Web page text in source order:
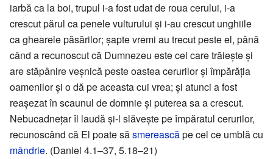
iarbă ca la boi, trupul i-a fost udat de roua cerului, i-a
crescut părul ca penele vulturului și i-au crescut unghiile
ca ghearele păsărilor; șapte vremi au trecut peste el, până
când a recunoscut că Dumnezeu este cel care trăiește și
are stăpânire veșnică peste oastea cerurilor și împărăția
oamenilor și o dă pe aceasta cui vrea; și atunci a fost
reașezat în scaunul de domnie și puterea sa a crescut.
Nebucadnețar îl laudă și-l slăvește pe împăratul cerurilor,
recunoscând că El poate săsmereascăpe cel ce umblă cu
mândrie. (Daniel 4.1–37, 5.18–21)